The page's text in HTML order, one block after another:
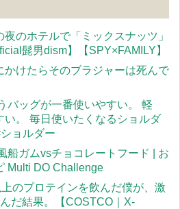
夜のホテルで「ミックスナッツ」
髭男dism】【SPY×FAMILY】
かけたらそのブラジャーは死んで
バッグが一番使いやすい。 軽
い。 毎日使いたくなるショルダ
ョルダー
船ガムvsチョコレートフード | お
Multi DO Challenge
上のプロテインを飲んだ僕が、激
だ結果。【COSTCO｜X-